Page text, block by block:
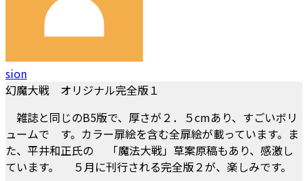
sion
幻魔大戦 オリジナル完全版１
雑誌と同じのB5版で、厚さが２．５cmあり、すごいボリ
ュームで す。カラー扉絵を含む全扉絵が載っています。ま
た、平井和正氏の 「魔法大戦」草案原稿もあり、感激し
ています。 ５月に刊行される完全版２が、楽しみです。